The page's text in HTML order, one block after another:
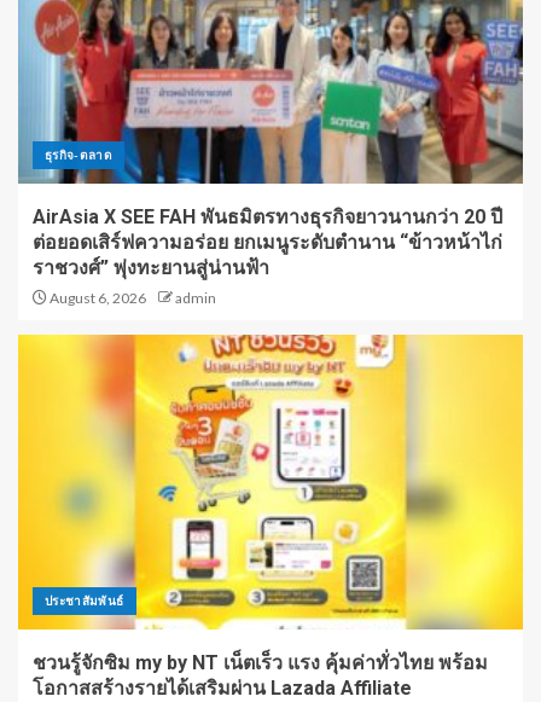
ธุรกิจ-ตลาด
AirAsia X SEE FAH พันธมิตรทางธุรกิจยาวนานกว่า 20 ปี
ต่อยอดเสิร์ฟความอร่อย ยกเมนูระดับตำนาน “ข้าวหน้าไก่
ราชวงศ์” พุ่งทะยานสู่น่านฟ้า
August 6, 2026 admin
ประชาสัมพันธ์
ชวนรู้จักซิม my by NT เน็ตเร็ว แรง คุ้มค่าทั่วไทย พร้อม
โอกาสสร้างรายได้เสริมผ่าน Lazada Affiliate